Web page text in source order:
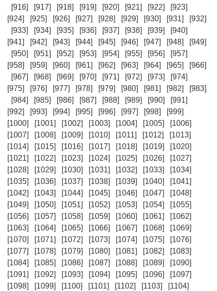
[916] [917] [918] [919] [920] [921] [922]
[923]
[924]
[925] [926] [927] [928] [929] [930] [931]
[932]
[933]
[934] [935] [936] [937] [938] [939]
[940]
[941]
[942] [943] [944] [945] [946] [947] [948]
[949]
[950]
[951] [952] [953] [954] [955] [956]
[957]
[958]
[959] [960] [961] [962] [963] [964] [965]
[966]
[967]
[968] [969] [970] [971] [972] [973]
[974]
[975]
[976] [977] [978] [979] [980] [981] [982]
[983]
[984]
[985] [986] [987] [988] [989] [990]
[991]
[992]
[993] [994] [995] [996] [997] [998]
[999]
[1000]
[1001] [1002] [1003] [1004] [1005]
[1006]
[1007]
[1008] [1009] [1010] [1011] [1012]
[1013]
[1014]
[1015] [1016] [1017] [1018] [1019]
[1020]
[1021]
[1022] [1023] [1024] [1025] [1026]
[1027]
[1028]
[1029] [1030] [1031] [1032] [1033]
[1034]
[1035]
[1036] [1037] [1038] [1039] [1040]
[1041]
[1042]
[1043] [1044] [1045] [1046] [1047]
[1048]
[1049]
[1050] [1051] [1052] [1053] [1054]
[1055]
[1056]
[1057] [1058] [1059] [1060] [1061]
[1062]
[1063]
[1064] [1065] [1066] [1067] [1068]
[1069]
[1070]
[1071] [1072] [1073] [1074] [1075]
[1076]
[1077]
[1078] [1079] [1080] [1081] [1082]
[1083]
[1084]
[1085] [1086] [1087] [1088] [1089]
[1090]
[1091]
[1092] [1093] [1094] [1095] [1096]
[1097]
[1098]
[1099] [1100] [1101] [1102] [1103]
[1104]